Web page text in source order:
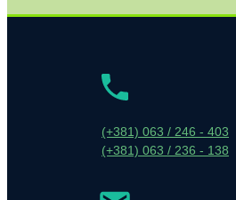
(+381) 063 / 246 - 403
(+381) 063 / 236 - 138